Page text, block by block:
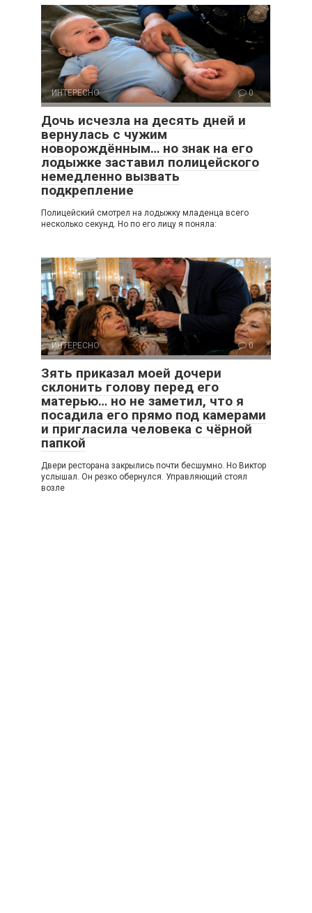
ИНТЕРЕСНО 0
Дочь исчезла на десять дней и
вернулась с чужим
новорождённым… но знак на его
лодыжке заставил полицейского
немедленно вызвать
подкрепление
Полицейский смотрел на лодыжку младенца всего
несколько секунд. Но по его лицу я поняла:
ИНТЕРЕСНО 0
Зять приказал моей дочери
склонить голову перед его
матерью… но не заметил, что я
посадила его прямо под камерами
и пригласила человека с чёрной
папкой
Двери ресторана закрылись почти бесшумно. Но Виктор
услышал. Он резко обернулся. Управляющий стоял
возле